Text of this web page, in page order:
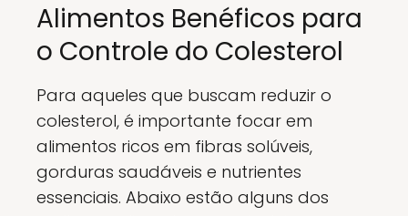
Alimentos Benéficos para
o Controle do Colesterol
Para aqueles que buscam reduzir o
colesterol, é importante focar em
alimentos ricos em fibras solúveis,
gorduras saudáveis e nutrientes
essenciais. Abaixo estão alguns dos